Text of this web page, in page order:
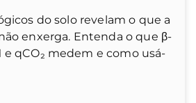
do solo revelam o que a
enxerga. Entenda o que β-
e qCO₂ medem e como usá-